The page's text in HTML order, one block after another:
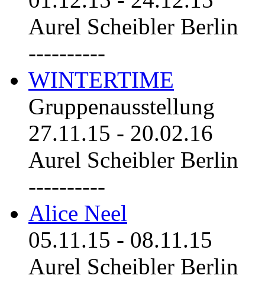
Aurel Scheibler Berlin
----------
WINTERTIME
Gruppenausstellung
27.11.15 - 20.02.16
Aurel Scheibler Berlin
----------
Alice Neel
05.11.15 - 08.11.15
Aurel Scheibler Berlin